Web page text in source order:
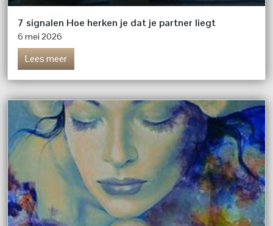
7 signalen Hoe herken je dat je partner liegt
6 mei 2026
Lees meer